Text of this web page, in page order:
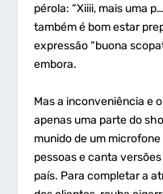
pérola: “Xiiii, mais uma
também é bom estar
expressão “buona
embora.
Mas a inconveniência e
apenas uma parte do
munido de um
pessoas e canta
país. Para completar a